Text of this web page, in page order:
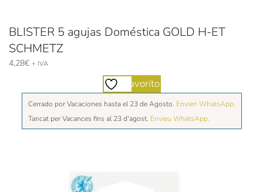
BLISTER 5 agujas Doméstica GOLD H-ET
SCHMETZ
4,28€ + IVA
Favorito
Cerrado por Vacaciones hasta el 23 de Agosto. Envien WhatsApp.
Tancat per Vacances fins al 23 d'agost. Envieu WhatsApp.